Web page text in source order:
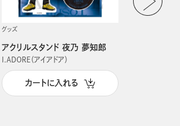
グッズ
アクリルスタンド 夜乃 夢知郎
I.ADORE（アイアドア）
カートに入れる